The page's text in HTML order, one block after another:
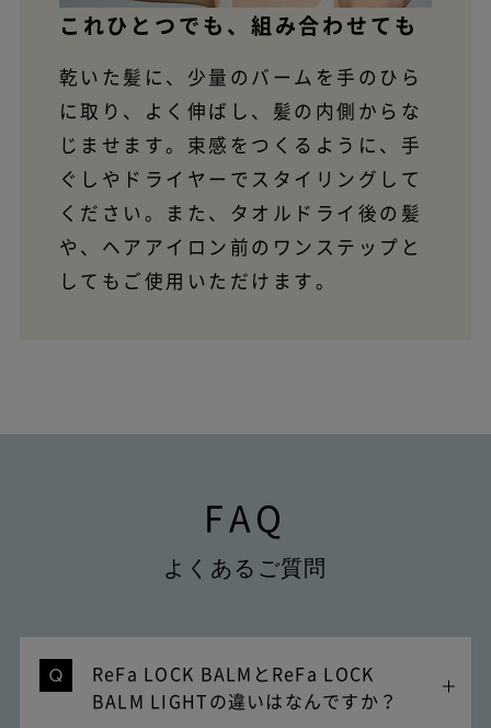
これひとつでも、組み合わせても
乾いた髪に、少量のバームを手のひら
に取り、よく伸ばし、髪の内側からな
じませます。束感をつくるように、手
ぐしやドライヤーでスタイリングして
ください。また、タオルドライ後の髪
や、ヘアアイロン前のワンステップと
してもご使用いただけます。
FAQ
よくあるご質問
ReFa LOCK BALMとReFa LOCK
BALM LIGHTの違いはなんですか？